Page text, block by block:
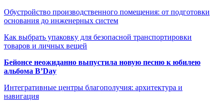
Обустройство производственного помещения: от подготовки
основания до инженерных систем
Как выбрать упаковку для безопасной транспортировки
товаров и личных вещей
Бейонсе неожиданно выпустила новую песню к юбилею
альбома B’Day
Интегративные центры благополучия: архитектура и
навигация